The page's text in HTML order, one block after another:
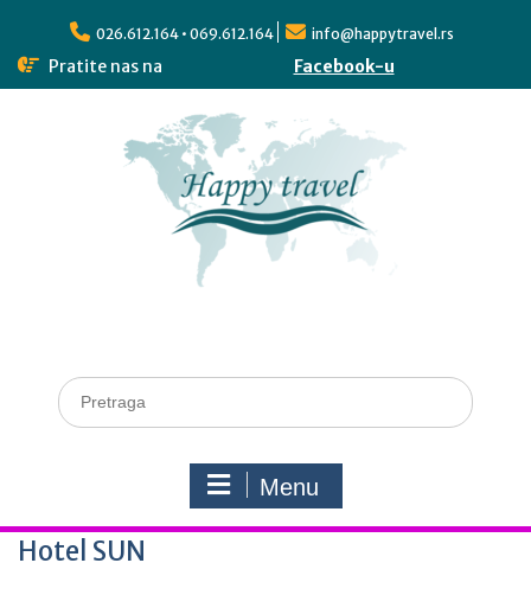
026.612.164 • 069.612.164 info@happytravel.rs
Pratite nas na Facebook-u
Menu
Hotel SUN